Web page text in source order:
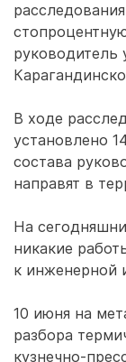
руководитель
В ходе
установлено
состава
направят в
На
никакие
к инженерной
10 июня на
разбора
кузнечно-